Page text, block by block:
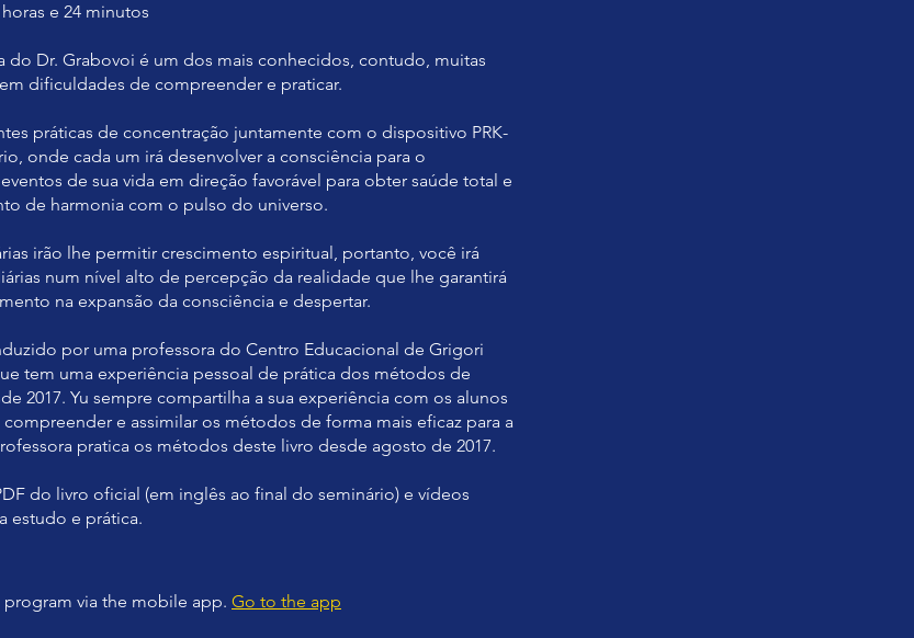
e 24 minutos
do Dr. Grabovoi é um dos mais conhecidos, contudo, muitas
dificuldades de compreender e praticar.
práticas de concentração juntamente com o dispositivo PRK-
onde cada um irá desenvolver a consciência para o
de sua vida em direção favorável para obter saúde total e
de harmonia com o pulso do universo.
irão lhe permitir crescimento espiritual, portanto, você irá
num nível alto de percepção da realidade que lhe garantirá
na expansão da consciência e despertar.
por uma professora do Centro Educacional de Grigori
tem uma experiência pessoal de prática dos métodos de
2017. Yu sempre compartilha a sua experiência com os alunos
e assimilar os métodos de forma mais eficaz para a
pratica os métodos deste livro desde agosto de 2017.
do livro oficial (em inglês ao final do seminário) e vídeos
estudo e prática.
program via the mobile app. Go to the app